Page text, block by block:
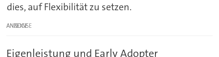
dies, auf Flexibilität zu setzen.
ANZEIGE
Eigenleistung und Early Adopter